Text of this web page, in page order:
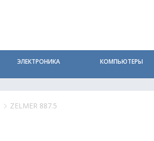
ЭЛЕКТРОНИКА КОМПЬЮТЕРЫ
ZELMER 887.5